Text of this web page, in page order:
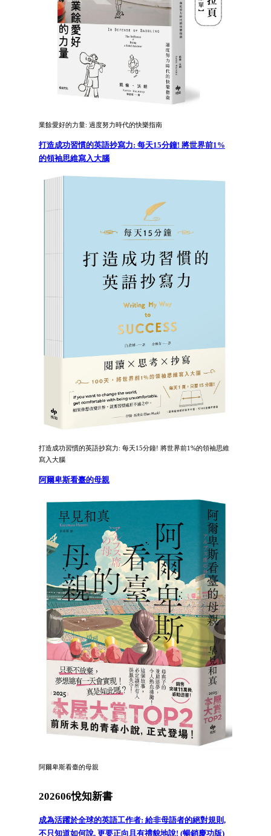
業餘愛好的力量: 過度努力時代的快樂指南
打造成功習慣的英語抄寫力: 每天15分鐘! 將世界前1%
的領袖思維寫入大腦
打造成功習慣的英語抄寫力: 每天15分鐘! 將世界前1%的領袖思維
寫入大腦
阿爾卑斯看臺的母親
阿爾卑斯看臺的母親
202606悅知新書
成為活躍於全球的英語工作者: 給非母語者的絕對規則,
不只知道如何說, 更要正向且有禮貌地說! (暢銷慶功版)